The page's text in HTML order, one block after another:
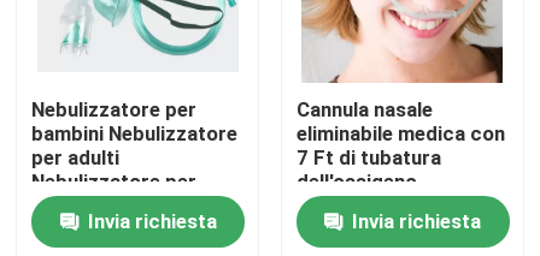
Casa.
Prodotti
Video
Nebulizzatore per
bambini Nebulizzatore
per adulti
Nebulizzatore per
bambini Nebulizzatore
per bambiniInvia richiesta
Cannula nasale
eliminabile medica con
7 Ft di tubatura
dell'ossigeno
Invia richiesta